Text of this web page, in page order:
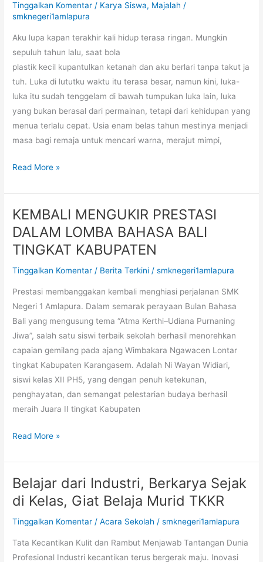
Tinggalkan Komentar / Karya Siswa, Majalah /
smknegeri1amlapura
Aku lupa kapan terakhir kali hidup terasa ringan. Mungkin
sepuluh tahun lalu, saat bola
plastik kecil kupantulkan ketanah dan aku berlari tanpa takut ja
tuh. Luka di lututku waktu itu terasa besar, namun kini, luka-
luka itu sudah tenggelam di bawah tumpukan luka lain, luka
yang bukan berasal dari permainan, tetapi dari kehidupan yang
menua terlalu cepat. Usia enam belas tahun mestinya menjadi
masa bagi remaja untuk mencari warna, merajut mimpi,
Read More »
KEMBALI MENGUKIR PRESTASI
DALAM LOMBA BAHASA BALI
TINGKAT KABUPATEN
Tinggalkan Komentar / Berita Terkini /smknegeri1amlapura
Prestasi membanggakan kembali menghiasi perjalanan SMK
Negeri 1 Amlapura. Dalam semarak perayaan Bulan Bahasa
Bali yang mengusung tema “Atma Kerthi–Udiana Purnaning
Jiwa”, salah satu siswi terbaik sekolah berhasil menorehkan
capaian gemilang pada ajang Wimbakara Ngawacen Lontar
tingkat Kabupaten Karangasem. Adalah Ni Wayan Widiari,
siswi kelas XII PH5, yang dengan penuh ketekunan,
penghayatan, dan semangat pelestarian budaya berhasil
meraih Juara II tingkat Kabupaten
KEMBALI
MENGUKIR
DALAM
LOMBA
Read More »
Belajar dari Industri, Berkarya Sejak
di Kelas, Giat Belaja Murid TKKR
Tinggalkan Komentar /Acara Sekolah /smknegeri1amlapura
Tata Kecantikan Kulit dan Rambut Menjawab Tantangan Dunia
Profesional Industri kecantikan terus bergerak maju. Inovasi
Belajar
dari
Berkarya
Sejak
di